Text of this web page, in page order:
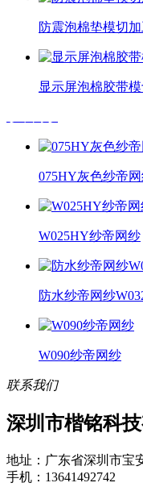
防震泡棉垫模切
显示屏泡棉胶带
075HY灰色纱帝
W025HY纱帝网纱
防水纱帝网纱
W090纱帝网纱
联系我们
深圳市楷铭科
地址：广东省深圳市宝
手机：13641492742